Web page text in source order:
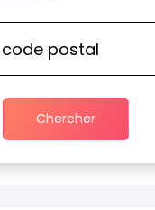
Chercher